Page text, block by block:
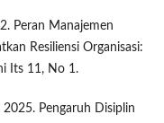
Peran Manajemen
Resiliensi Organisasi:
Its 11, No 1.
2025. Pengaruh Disiplin